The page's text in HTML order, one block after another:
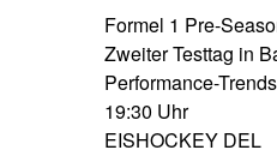
Formel 1 Pre-
Zweiter Testtag in
Performance-
19:30 Uhr
EISHOCKEY DEL